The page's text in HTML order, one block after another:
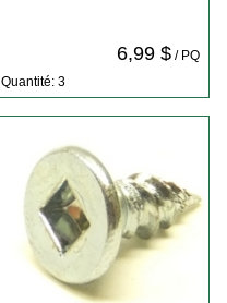
6,99 $/ PQ
Quantité: 3